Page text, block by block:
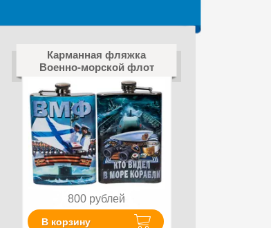
Карманная фляжка
Военно-морской флот
800 рублей
В корзину